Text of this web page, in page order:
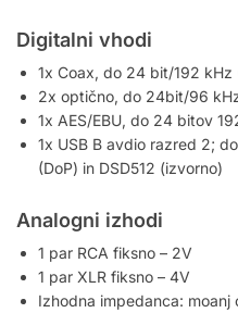
Digitalni vhodi
1x Coax, do 24 bit/192 kHz
2x optično, do 24bit/96
1x AES/EBU, do 24 bitov
1x USB B avdio razred 2;
(DoP) in DSD512 (izvorno)
Analogni izhodi
1 par RCA fiksno – 2V
1 par XLR fiksno – 4V
Izhodna impedanca: moanj